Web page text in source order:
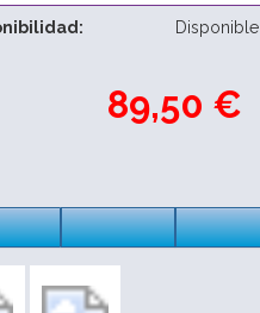
Disponible
89,50 €